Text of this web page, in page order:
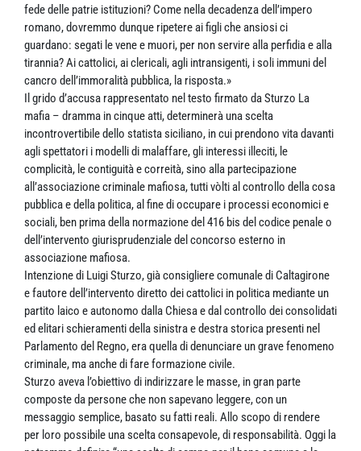
fede delle patrie istituzioni? Come nella decadenza dell’impero
romano, dovremmo dunque ripetere ai figli che ansiosi ci
guardano: segati le vene e muori, per non servire alla perfidia e alla
tirannia? Ai cattolici, ai clericali, agli intransigenti, i soli immuni del
cancro dell’immoralità pubblica, la risposta.»
Il grido d’accusa rappresentato nel testo firmato da Sturzo La
mafia – dramma in cinque atti, determinerà una scelta
incontrovertibile dello statista siciliano, in cui prendono vita davanti
agli spettatori i modelli di malaffare, gli interessi illeciti, le
complicità, le contiguità e correità, sino alla partecipazione
all’associazione criminale mafiosa, tutti vòlti al controllo della cosa
pubblica e della politica, al fine di occupare i processi economici e
sociali, ben prima della normazione del 416 bis del codice penale o
dell’intervento giurisprudenziale del concorso esterno in
associazione mafiosa.
Intenzione di Luigi Sturzo, già consigliere comunale di Caltagirone
e fautore dell’intervento diretto dei cattolici in politica mediante un
partito laico e autonomo dalla Chiesa e dal controllo dei consolidati
ed elitari schieramenti della sinistra e destra storica presenti nel
Parlamento del Regno, era quella di denunciare un grave fenomeno
criminale, ma anche di fare formazione civile.
Sturzo aveva l’obiettivo di indirizzare le masse, in gran parte
composte da persone che non sapevano leggere, con un
messaggio semplice, basato su fatti reali. Allo scopo di rendere
per loro possibile una scelta consapevole, di responsabilità. Oggi la